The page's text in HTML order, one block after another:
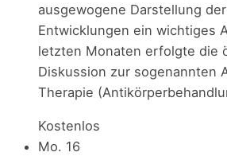
ausgewogene Darstellung
Entwicklungen ein wichtiges
letzten Monaten erfolgte die
Diskussion zur sogenannten
Therapie
Kostenlos
Mo. 16